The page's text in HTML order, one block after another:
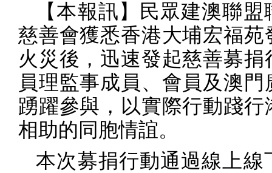
【本報訊】民眾建澳聯
慈善會獲悉香港大埔宏福苑
火災後，迅速發起慈善募捐
員理監事成員、會員及澳門
踴躍參與，以實際行動踐行
相助的同胞情誼。
本次募捐行動通過線上線